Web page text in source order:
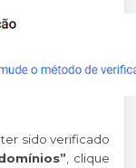
sido verificado
, clique